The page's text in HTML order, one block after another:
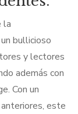
la
bullicioso
y lectores
además con
Con un
este